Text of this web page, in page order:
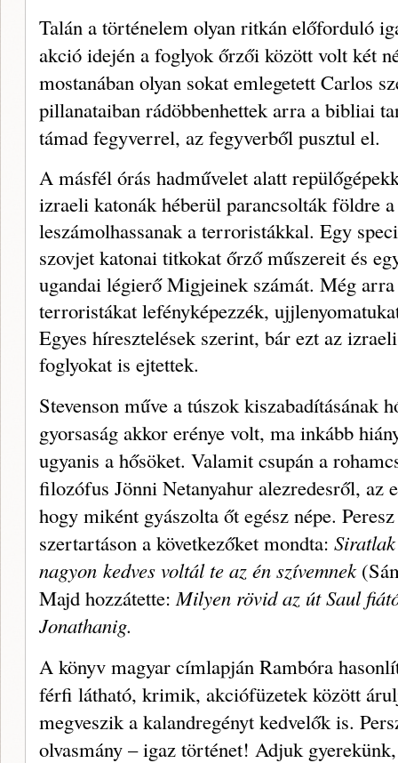
Talán a történelem olyan ritkán előforduló
akció idején a foglyok őrzői kö­zött volt két
mostanában olyan sokat em­legetett Carlos
pillanataiban rádöbben­hettek arra a bibliai
támad fegyverrel, az fegyverből pusztul el.
A másfél órás hadművelet alatt
izraeli katonák héberül parancsolták földre
leszámolhassanak a ter­roristákkal. Egy
szovjet katonai titkokat őrző műszereit és
ugandai légi­erő Migjeinek számát. Még
terroris­tákat lefényképezzék,
Egyes híresztelések szerint, bár ezt az
foglyokat is ejtettek.
Stevenson műve a túszok kiszaba­dításának
gyorsaság akkor erénye volt, ma in­kább
ugyanis a hősöket. Valamit csu­pán a
filozófus Jönni Netanyahur alezredesről, az
hogy miként gyá­szolta őt egész népe.
szertartáson a következőket mondta:
nagyon kedves voltál te az én szívemnek
Majd hozzátette:Milyen rövid az út Saul
Jonathanig.
A könyv magyar címlapján Rambóra
férfi látható, krimik, akciófüzetek között
megveszik a kalandregényt kedvelők is.
olvasmány – igaz történet! Adjuk